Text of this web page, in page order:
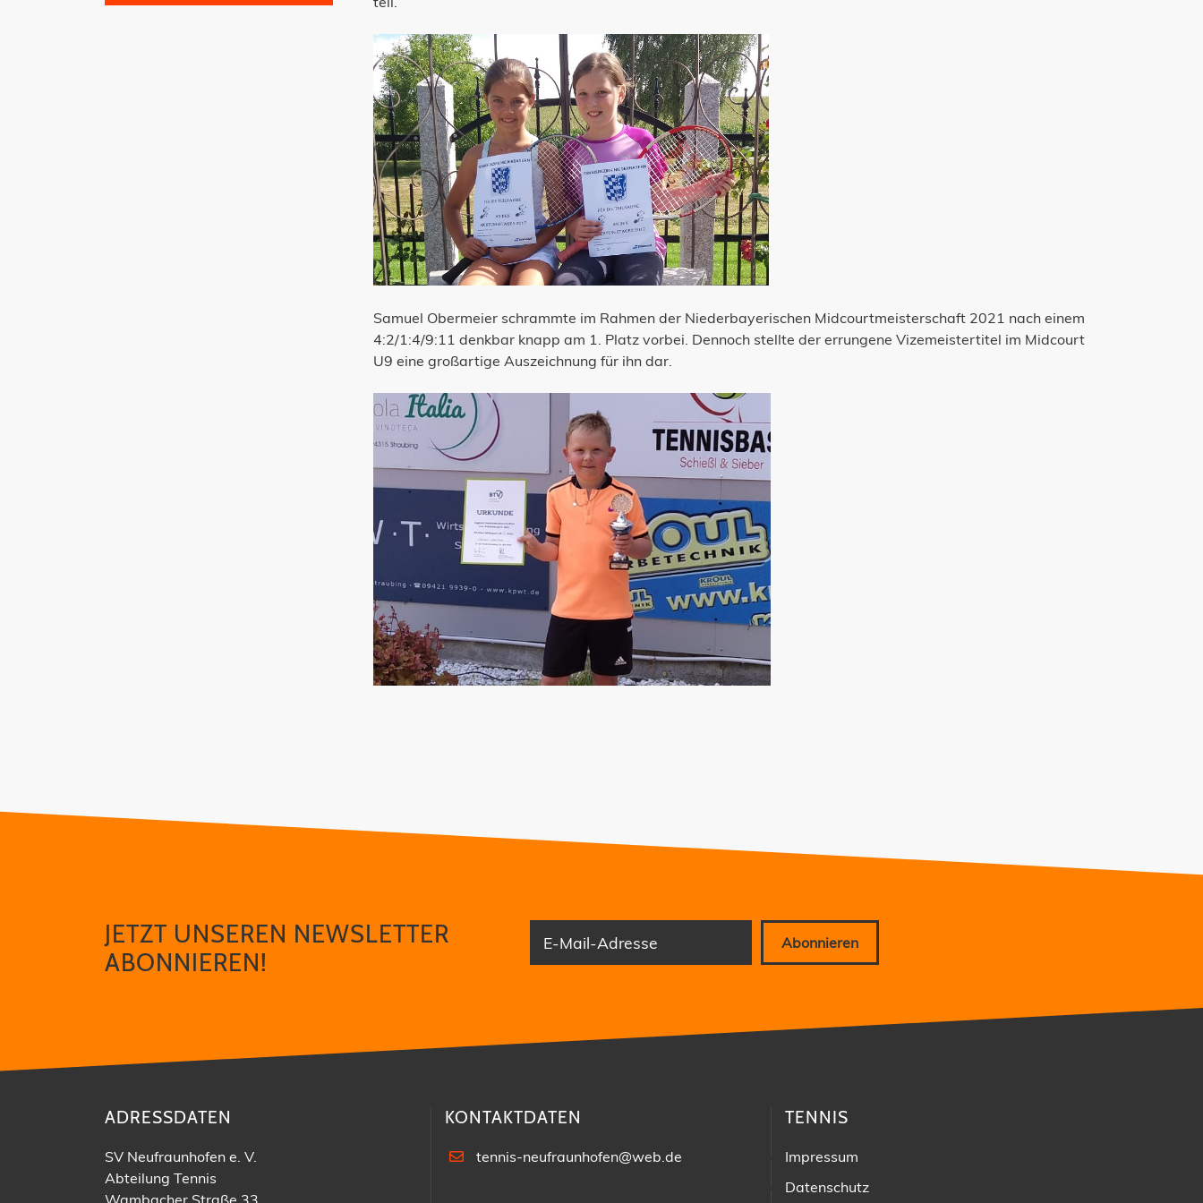
Samuel Obermeier schrammte im Rahmen der Niederbayerischen Midcourtmeisterschaft 2021 nach einem
4:2/1:4/9:11 denkbar knapp am 1. Platz vorbei. Dennoch stellte der errungene Vizemeistertitel im Midcourt
U9 eine großartige Auszeichnung für ihn dar.
JETZT UNSEREN NEWSLETTER
ABONNIEREN!
Abonnieren
ADRESSDATEN
SV Neufraunhofen e. V.
Abteilung Tennis
KONTAKTDATEN
tennis-neufraunhofen@web.de
TENNIS
Impressum
Datenschutz